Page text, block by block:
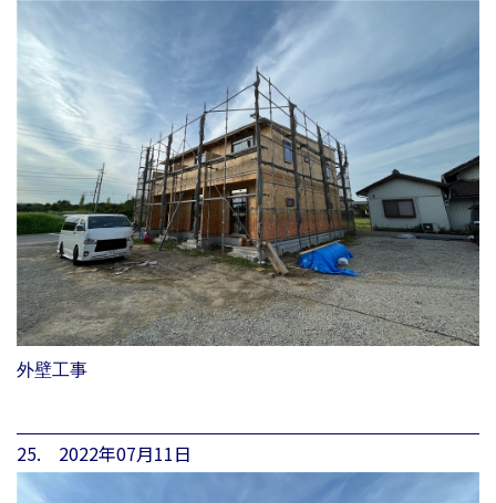
外壁工事
25. 2022年07月11日